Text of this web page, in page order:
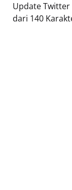
Update Twitter
dari 140